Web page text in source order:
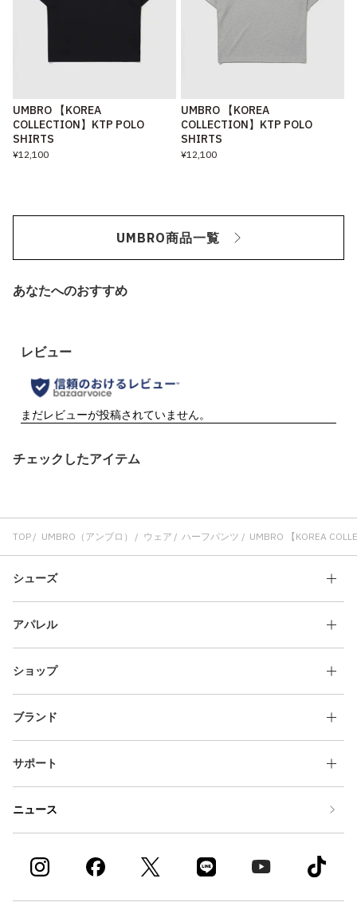
UMBRO 【KOREA
COLLECTION】KTP POLO
SHIRTS
¥12,100
UMBRO 【KOREA
COLLECTION】KTP POLO
SHIRTS
¥12,100
UMBRO商品一覧
あなたへのおすすめ
チェックしたアイテム
TOP UMBRO（アンブロ） ウェア ハーフパンツ UMBRO 【KOREA
シューズ
アパレル
ショップ
ブランド
サポート
ニュース